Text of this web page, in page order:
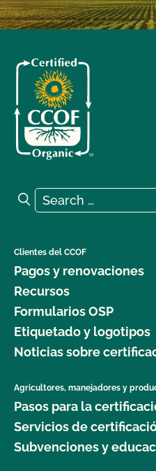
Search for:
Search
Clientes del CCOF
Pagos y renovaciones
Recursos
Formularios OSP
Etiquetado y logotipos
Noticias sobre
Agricultores, manejadores y
Pasos para la
Servicios de
Subvenciones y